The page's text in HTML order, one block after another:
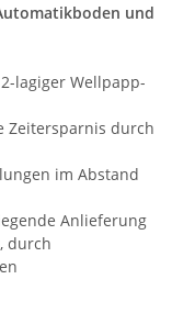
und
lagiger Wellpapp-
Zeitersparnis durch
im Abstand
Anlieferung
durch